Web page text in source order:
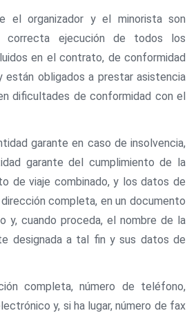
el organizador y el minorista son
correcta ejecución de todos los
en el contrato, de conformidad
obligados a prestar asistencia
dificultades de conformidad con el
garante en caso de insolvencia,
garante del cumplimiento de la
de viaje combinado, y los datos de
completa, en un documento
y, cuando proceda, el nombre de la
designada a tal fin y sus datos de
completa, número de teléfono,
y, si ha lugar, número de fax